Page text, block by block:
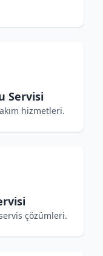
Servisi
hizmetleri.
çözümleri.